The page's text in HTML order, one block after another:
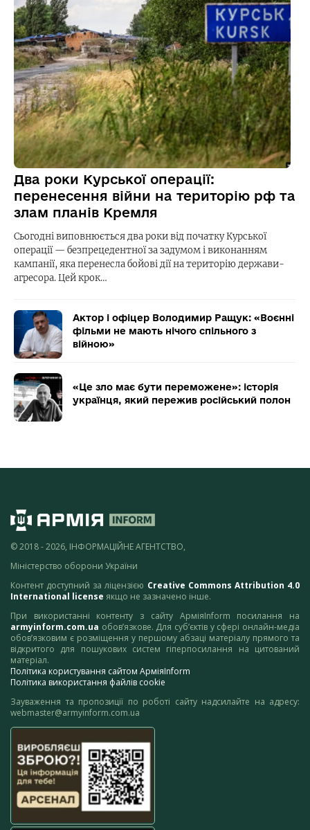
Два роки Курської операції:
перенесення війни на територію рф та
злам планів Кремля
Сьогодні виповнюється два роки від початку Курської
операції — безпрецедентної за задумом і виконанням
кампанії, яка перенесла бойові дії на територію держави-
агресора. Цей крок…
Актор і офіцер Володимир Ращук: «Воєнні
фільми не мають нічого спільного з
війною»
«Це зло має бути переможене»: історія
українця, який пережив російський полон
© 2018 - 2026, ІНФОРМАЦІЙНЕ АГЕНТСТВО,
Міністерство оборони України
Контент доступний за ліцензією Creative Commons Attribution 4.0
International license якщо не зазначено інше.
При використанні контенту з сайту АрміяInform посилання на
armyinform.com.ua обов’язкове. Для суб’єктів у сфері онлайн-медіа
обов’язковим є розміщення у першому абзаці матеріалу прямого та
відкритого для пошукових систем гіперпосилання на цитований
матеріал.
Політика користування сайтом АрміяInform
Політика використання файлів cookie
Зауваження та пропозиції по роботі сайту надсилайте на адресу:
webmaster@armyinform.com.ua